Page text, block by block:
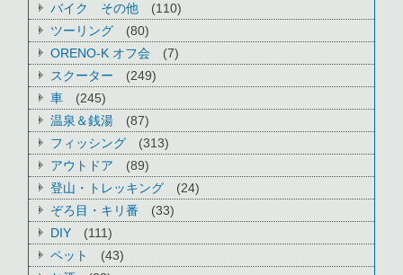
バイク その他
(110)
ツーリング
(80)
ORENO-K オフ会
(7)
スクーター
(249)
車
(245)
温泉＆銭湯
(87)
フィッシング
(313)
アウトドア
(89)
登山・トレッキング
(24)
ぞろ目・キリ番
(33)
DIY
(111)
ペット
(43)